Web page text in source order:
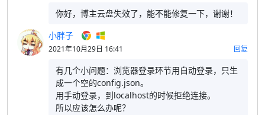
你好，博主云盘失效了，能不能修复一下，谢谢！
小胖子
2021年10月29日 16:41 回复
有几个小问题：浏览器登录环节用自动登录，只生
成一个空的config.json。
用手动登录，到localhost的时候拒绝连接。
所以应该怎么办呢？